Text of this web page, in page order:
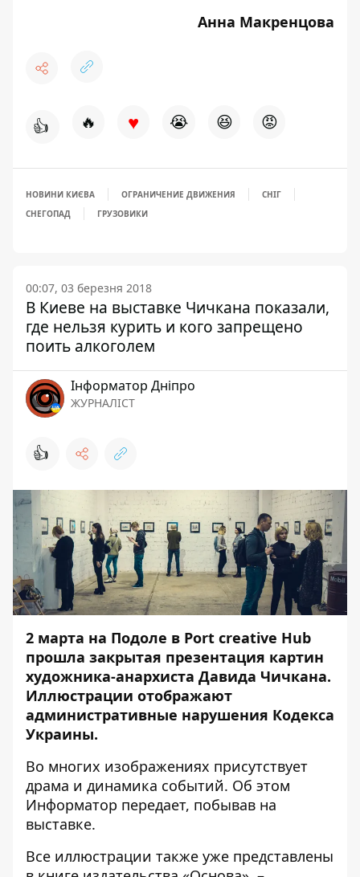
Анна Макренцова
👍 🔥 ♥ 😭 😆 😡
НОВИНИ КИЄВА ОГРАНИЧЕНИЕ ДВИЖЕНИЯ
СНІГ
СНЕГОПАД
ГРУЗОВИКИ
00:07, 03 березня 2018
В Киеве на выставке Чичкана показали,
где нельзя курить и кого запрещено
поить алкоголем
Інформатор Дніпро
ЖУРНАЛІСТ
👍
2 марта на Подоле в Port creative Hub
прошла закрытая презентация картин
художника-анархиста Давида Чичкана.
Иллюстрации отображают
административные нарушения Кодекса
Украины.
Во многих изображениях присутствует
драма и динамика событий. Об этом
Информатор передает, побывав на
выставке.
Все иллюстрации также уже представлены